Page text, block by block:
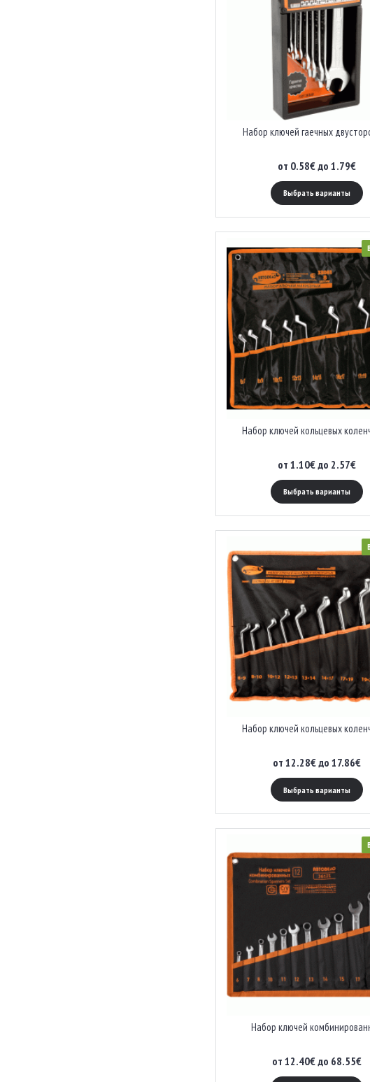
Набор ключей гаечных
от 0.58€ до 1.79€
Выбрать варианты
Набор ключей кольцевых
от 1.10€ до 2.57€
Выбрать варианты
Набор ключей кольцевых
от 12.28€ до 17.86€
Выбрать варианты
Набор ключей
от 12.40€ до 68.55€